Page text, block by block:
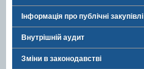
Інформація про публічні закупівлі
Внутрішній аудит
Зміни в законодавстві